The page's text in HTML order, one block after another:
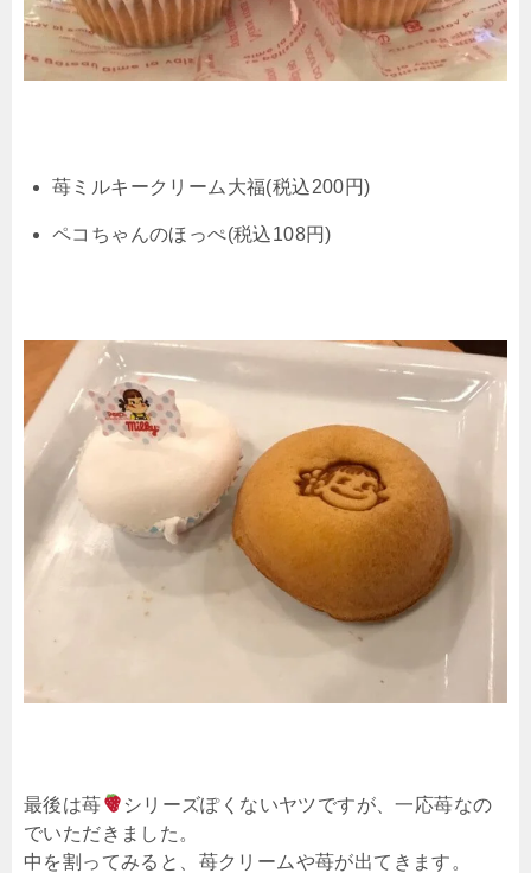
苺ミルキークリーム大福(税込200円)
ペコちゃんのほっぺ(税込108円)
最後は苺
シリーズぽくないヤツですが、一応苺なの
でいただきました。
中を割ってみると、苺クリームや苺が出てきます。